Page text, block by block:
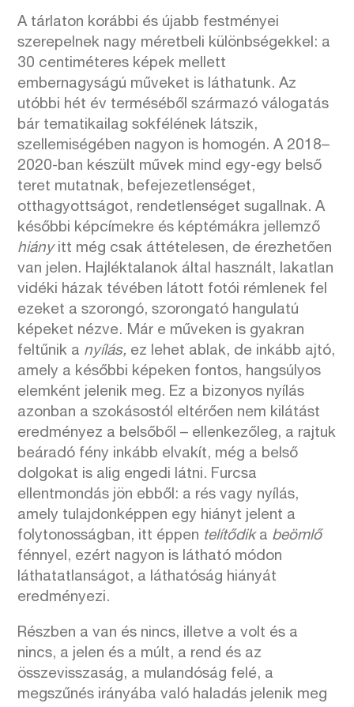
A tárlaton korábbi és újabb festményei
szerepelnek nagy méretbeli különbségekkel: a
30 centiméteres képek mellett
embernagyságú műveket is láthatunk. Az
utóbbi hét év terméséből származó válogatás
bár tematikailag sokfélének látszik,
szellemiségében nagyon is homogén. A 2018–
2020-ban készült művek mind egy-egy belső
teret mutatnak, befejezetlenséget,
otthagyottságot, rendetlenséget sugallnak. A
későbbi képcímekre és képtémákra jellemző
hiányitt még csak áttételesen, de érezhetően
van jelen. Hajléktalanok által használt, lakatlan
vidéki házak tévében látott fotói rémlenek fel
ezeket a szorongó, szorongató hangulatú
képeket nézve. Már e műveken is gyakran
feltűnik a nyílás, ez lehet ablak, de inkább ajtó,
amely a későbbi képeken fontos, hangsúlyos
elemként jelenik meg. Ez a bizonyos nyílás
azonban a szokásostól eltérően nem kilátást
eredményez a belsőből – ellenkezőleg, a rajtuk
beáradó fény inkább elvakít, még a belső
dolgokat is alig engedi látni. Furcsa
ellentmondás jön ebből: a rés vagy nyílás,
amely tulajdonképpen egy hiányt jelent a
folytonosságban, itt éppen telítődik a beömlő
fénnyel, ezért nagyon is látható módon
láthatatlanságot, a láthatóság hiányát
eredményezi.
Részben a van és nincs, illetve a volt és a
nincs, a jelen és a múlt, a rend és az
összevisszaság, a mulandóság felé, a
megszűnés irányába való haladás jelenik meg